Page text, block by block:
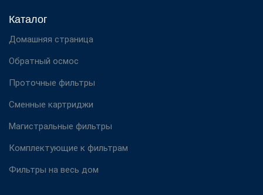
Каталог
Домашняя страница
Обратный осмос
Проточные фильтры
Сменные картриджи
Магистральные фильтры
Комплектующие к фильтрам
Фильтры на весь дом